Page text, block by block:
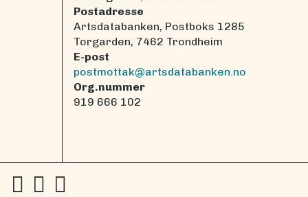
Postadresse
Artsdatabanken, Postboks 1285
Torgarden, 7462 Trondheim
E-post
postmottak@artsdatabanken.no
Org.nummer
919 666 102